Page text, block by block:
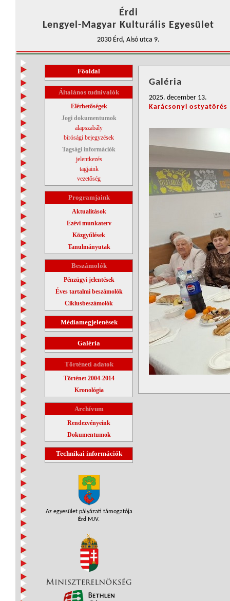
Érdi
Lengyel-Magyar Kulturális Egyesület
2030 Érd, Alsó utca 9.
Főoldal
Általános tudnivalók
Elérhetőségek
Jogi dokumentumok
alapszabály
bírósági bejegyzések
Tagsági információk
jelentkezés
tagjaink
vezetőség
Programjaink
Aktualitások
Ezévi munkaterv
Közgyűlések
Tanulmányutak
Beszámolók
Pénzügyi jelentések
Éves tartalmi beszámolók
Ciklusbeszámolók
Médiamegjelenések
Galéria
Történeti adatok
Történet 2004-2014
Kronológia
Archívum
Rendezvényeink
Dokumentumok
Technikai információk
Az egyesület pályázati támogatója
Érd MJV.
Galéria
2025. december 13.
Karácsonyi ostyatörés